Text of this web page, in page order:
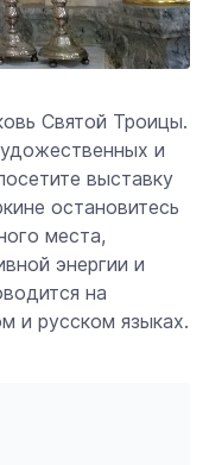
Святой Троицы.
и
выставку
остановитесь
места,
энергии и
на
и русском языках.